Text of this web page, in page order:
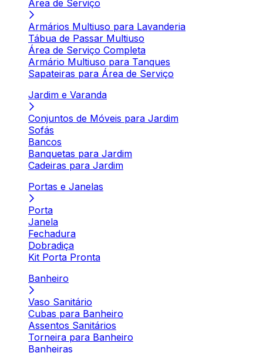
Área de Serviço
Armários Multiuso para Lavanderia
Tábua de Passar Multiuso
Área de Serviço Completa
Armário Multiuso para Tanques
Sapateiras para Área de Serviço
Jardim e Varanda
Conjuntos de Móveis para Jardim
Sofás
Bancos
Banquetas para Jardim
Cadeiras para Jardim
Portas e Janelas
Porta
Janela
Fechadura
Dobradiça
Kit Porta Pronta
Banheiro
Vaso Sanitário
Cubas para Banheiro
Assentos Sanitários
Torneira para Banheiro
Banheiras